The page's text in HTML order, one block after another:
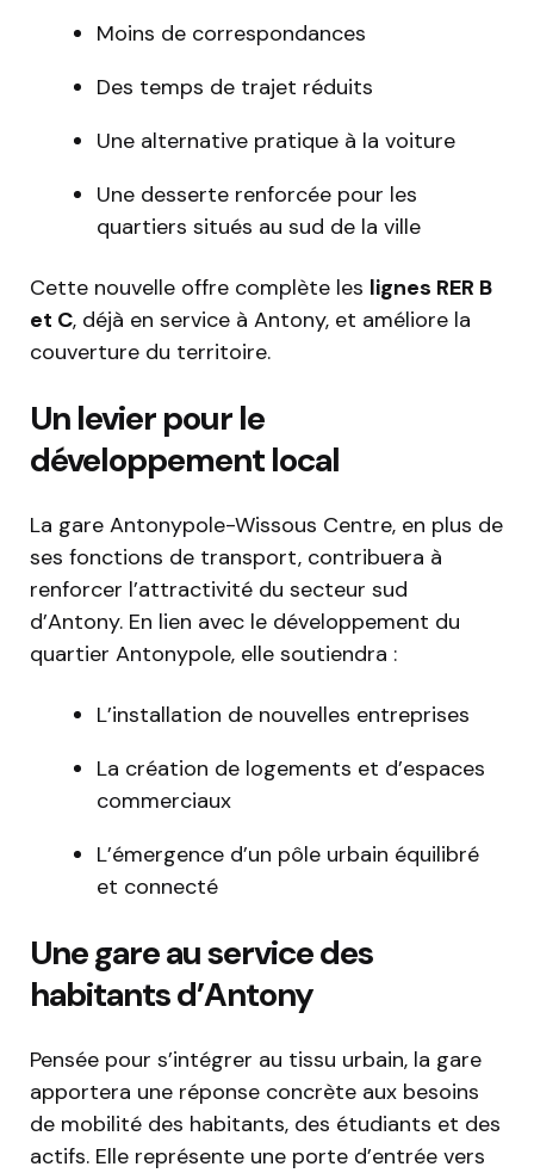
Moins de correspondances
Des temps de trajet réduits
Une alternative pratique à la voiture
Une desserte renforcée pour les
quartiers situés au sud de la ville
Cette nouvelle offre complète les lignes RER B
et C, déjà en service à Antony, et améliore la
couverture du territoire.
Un levier pour le
développement local
La gare Antonypole-Wissous Centre, en plus de
ses fonctions de transport, contribuera à
renforcer l’attractivité du secteur sud
d’Antony. En lien avec le développement du
quartier Antonypole, elle soutiendra :
L’installation de nouvelles entreprises
La création de logements et d’espaces
commerciaux
L’émergence d’un pôle urbain équilibré
et connecté
Une gare au service des
habitants d’Antony
Pensée pour s’intégrer au tissu urbain, la gare
apportera une réponse concrète aux besoins
de mobilité des habitants, des étudiants et des
actifs. Elle représente une porte d’entrée vers